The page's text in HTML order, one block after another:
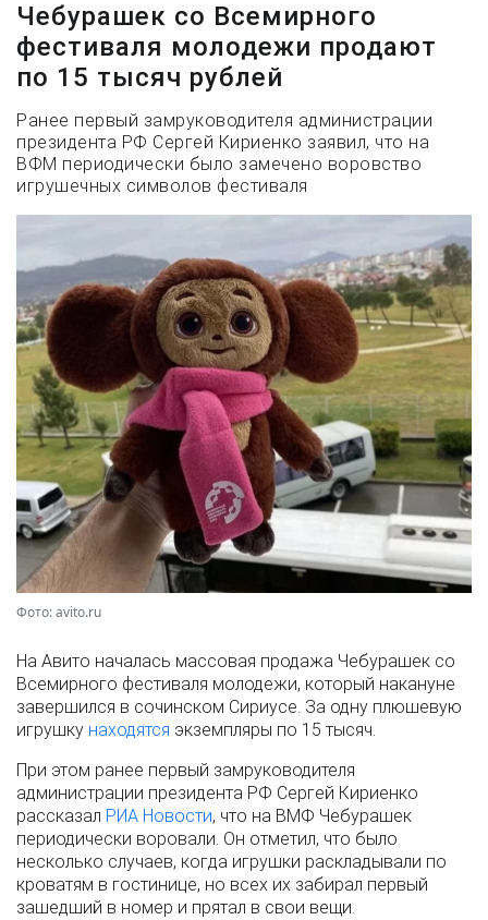
Чебурашек со Всемирного
фестиваля молодежи продают
по 15 тысяч рублей
Ранее первый замруководителя администрации
президента РФ Сергей Кириенко заявил, что на
ВФМ периодически было замечено воровство
игрушечных символов фестиваля
Фото: avito.ru
На Авито началась массовая продажа Чебурашек со
Всемирного фестиваля молодежи, который накануне
завершился в сочинском Сириусе. За одну плюшевую
игрушку находятся экземпляры по 15 тысяч.
При этом ранее первый замруководителя
администрации президента РФ Сергей Кириенко
рассказал РИА Новости, что на ВМФ Чебурашек
периодически воровали. Он отметил, что было
несколько случаев, когда игрушки раскладывали по
кроватям в гостинице, но всех их забирал первый
зашедший в номер и прятал в свои вещи.